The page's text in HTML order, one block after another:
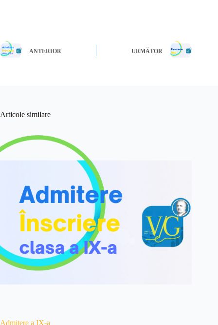
ANTERIOR URMĂTOR
Articole similare
Admitere a IX-a